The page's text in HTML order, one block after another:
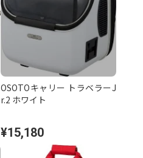
OSOTOキャリー トラベラーJ
r.2 ホワイト
¥15,180